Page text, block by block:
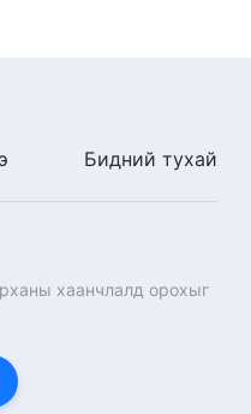
Бидний тухай
хаанчлалд орохыг